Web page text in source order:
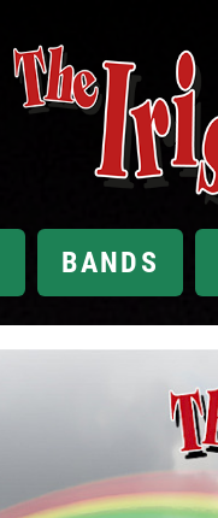
BANDS